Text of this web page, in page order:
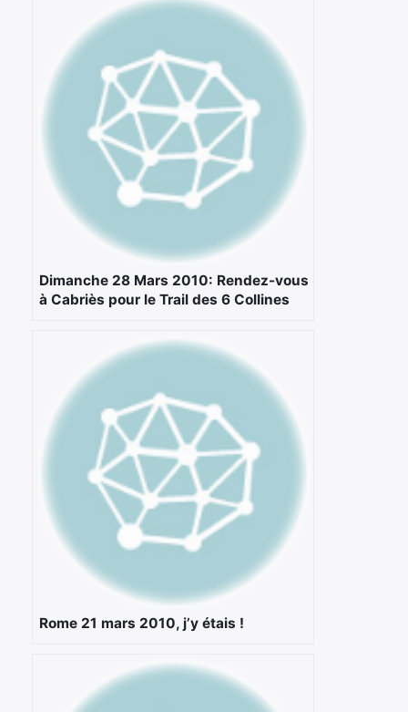
Dimanche 28 Mars 2010: Rendez-vous
à Cabriès pour le Trail des 6 Collines
Rome 21 mars 2010, j’y étais !